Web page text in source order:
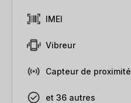
IMEI
Vibreur
Capteur de proximité
et 36 autres